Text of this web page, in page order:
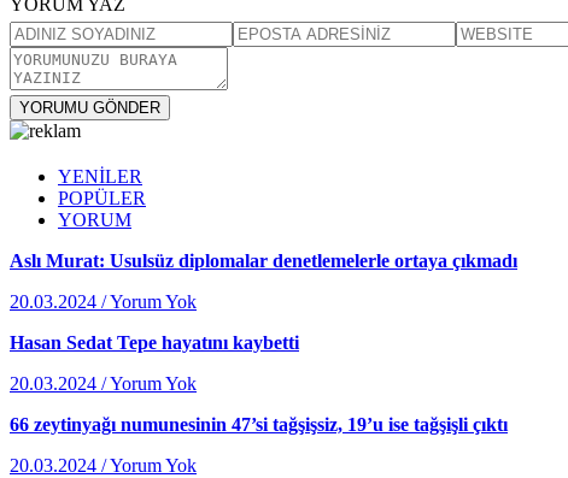
YORUM YAZ
YORUMU GÖNDER
YENİLER
POPÜLER
YORUM
Aslı Murat: Usulsüz diplomalar denetlemelerle ortaya çıkmadı
20.03.2024 / Yorum Yok
Hasan Sedat Tepe hayatını kaybetti
20.03.2024 / Yorum Yok
66 zeytinyağı numunesinin 47’si tağşişsiz, 19’u ise tağşişli çıktı
20.03.2024 / Yorum Yok